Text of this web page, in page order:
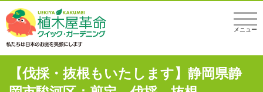
メニュー
【伐採・抜根もいたします】静岡県静